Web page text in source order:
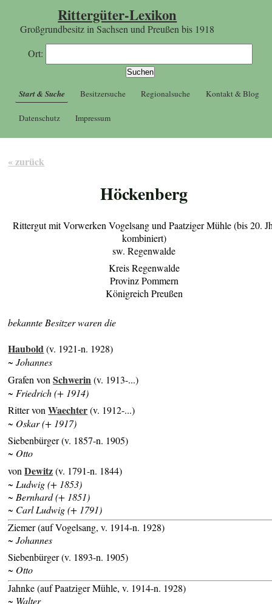
Rittergüter-Lexikon
Großgrundbesitz in Sachsen und Preußen bis 1918
Ort:
Start & Suche Besitzersuche Regionalsuche Kontakt & Blog
Datenschutz Impressum
« zurück
Höckenberg
Rittergut mit Vorwerken Vogelsang und Paatziger Mühle (bis 20.
kombiniert)
sw. Regenwalde
Kreis Regenwalde
Provinz Pommern
Königreich Preußen
bekannte Besitzer waren die
Haubold(v. 1921-n. 1928)
~ Johannes
Grafen vonSchwerin(v. 1913-...)
~ Friedrich (+ 1914)
Ritter vonWaechter(v. 1912-...)
~ Oskar (+ 1917)
Siebenbürger (v. 1857-n. 1905)
~ Otto
vonDewitz(v. 1791-n. 1844)
~ Ludwig (+ 1853)
~ Bernhard (+ 1851)
~ Carl Ludwig (+ 1791)
Ziemer (auf Vogelsang, v. 1914-n. 1928)
~ Johannes
Siebenbürger (v. 1893-n. 1905)
~ Otto
Jahnke (auf Paatziger Mühle, v. 1914-n. 1928)
~ Walter